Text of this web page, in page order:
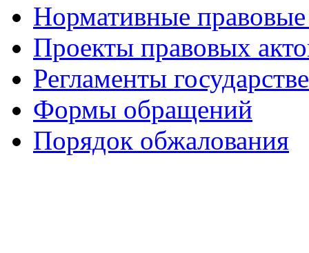
Нормативные
Проекты правовых
Регламенты
Формы обращений
Порядок обжалования